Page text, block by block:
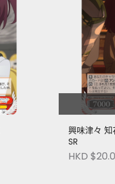
興味津々
SR
HKD